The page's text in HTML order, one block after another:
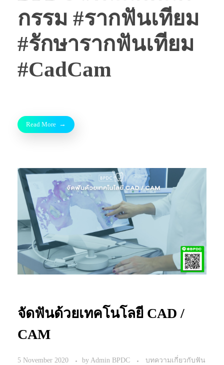
กรรม #รากฟันเทียม
#รักษารากฟันเทียม
#CadCam
Read More
จัดฟันด้วยเทคโนโลยี CAD /
CAM
5 November 2020 byAdmin BPDC บทความเกี่ยวกับฟัน